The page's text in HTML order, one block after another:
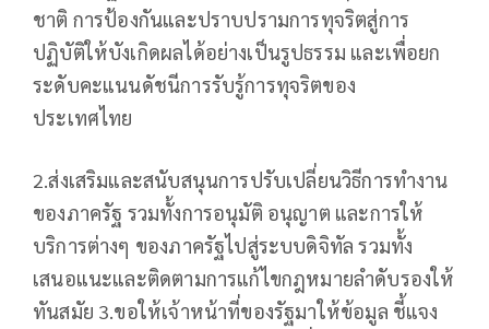
ชาติ การป้องกันและปราบปรามการทุจริตสู่การ
ปฏิบัติให้บังเกิดผลได้อย่างเป็นรูปธรรม และเพื่อยก
ระดับคะแนนดัชนีการรับรู้การทุจริตของ
ประเทศไทย
2.ส่งเสริมและสนับสนุนการปรับเปลี่ยนวิธีการทำงาน
ของภาครัฐ รวมทั้งการอนุมัติ อนุญาต และการให้
บริการต่างๆ ของภาครัฐไปสู่ระบบดิจิทัล รวมทั้ง
เสนอแนะและติดตามการแก้ไขกฎหมายลำดับรองให้
ทันสมัย 3.ขอให้เจ้าหน้าที่ของรัฐมาให้ข้อมูล ชี้แจง